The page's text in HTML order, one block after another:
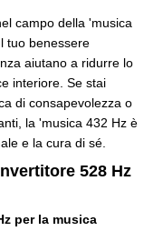
campo della 'musica
tuo benessere
aiutano a ridurre lo
interiore. Se stai
di consapevolezza o
la 'musica 432 Hz è
e la cura di sé.
528 Hz
per la musica